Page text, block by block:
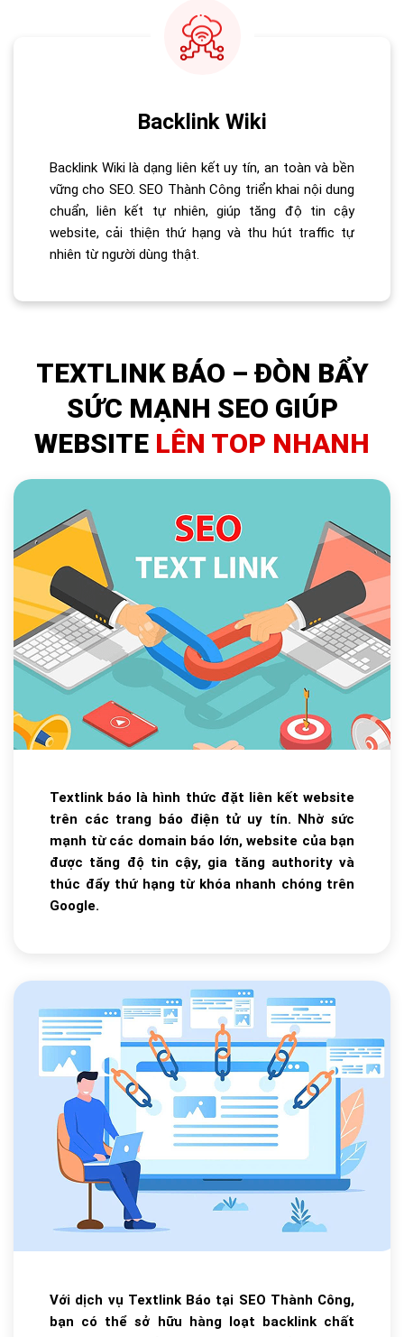
Backlink Wiki
Backlink Wiki là dạng liên kết uy tín, an toàn và bền
vững cho SEO. SEO Thành Công triển khai nội dung
chuẩn, liên kết tự nhiên, giúp tăng độ tin cậy
website, cải thiện thứ hạng và thu hút traffic tự
nhiên từ người dùng thật.
TEXTLINK BÁO – ĐÒN BẨY
SỨC MẠNH SEO GIÚP
WEBSITE LÊN TOP NHANH
Textlink báo là hình thức đặt liên kết website
trên các trang báo điện tử uy tín. Nhờ sức
mạnh từ các domain báo lớn, website của bạn
được tăng độ tin cậy, gia tăng authority và
thúc đẩy thứ hạng từ khóa nhanh chóng trên
Google.
Với dịch vụ Textlink Báo tại SEO Thành Công,
bạn có thể sở hữu hàng loạt backlink chất